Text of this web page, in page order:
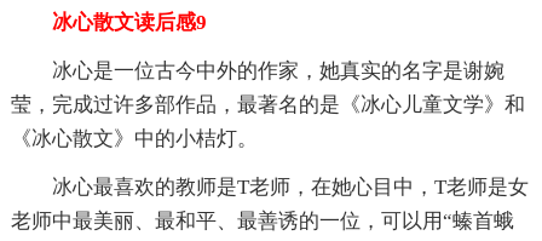
冰心散文读后感9
冰心是一位古今中外的作家，她真实的名字是谢婉
莹，完成过许多部作品，最著名的是《冰心儿童文学》和
《冰心散文》中的小桔灯。
冰心最喜欢的教师是T老师，在她心目中，T老师是女
老师中最美丽、最和平、最善诱的一位，可以用“螓首蛾